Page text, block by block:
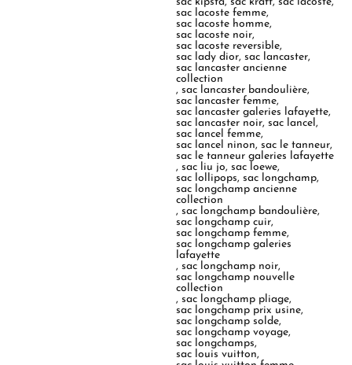
sac lacoste femme,
sac lacoste homme,
sac lacoste noir,
sac lacoste reversible,
sac lady dior,sac lancaster,
sac lancaster ancienne
collection
,sac lancaster bandoulière,
sac lancaster femme,
sac lancaster galeries lafayette,
sac lancaster noir,sac lancel,
sac lancel femme,
sac lancel ninon,sac le tanneur,
sac le tanneur galeries lafayette
,sac liu jo,sac loewe,
sac lollipops,sac longchamp,
sac longchamp ancienne
collection
,sac longchamp bandoulière,
sac longchamp cuir,
sac longchamp femme,
sac longchamp galeries
lafayette
,sac longchamp noir,
sac longchamp nouvelle
collection
,sac longchamp pliage,
sac longchamp prix usine,
sac longchamp solde,
sac longchamp voyage,
sac longchamps,
sac louis vuitton,